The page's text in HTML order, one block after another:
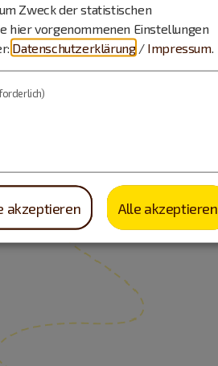
Zweck der statistischen
hier vorgenommenen Einstellungen
Datenschutzerklärung / Impressum.
akzeptieren Alle akzeptieren